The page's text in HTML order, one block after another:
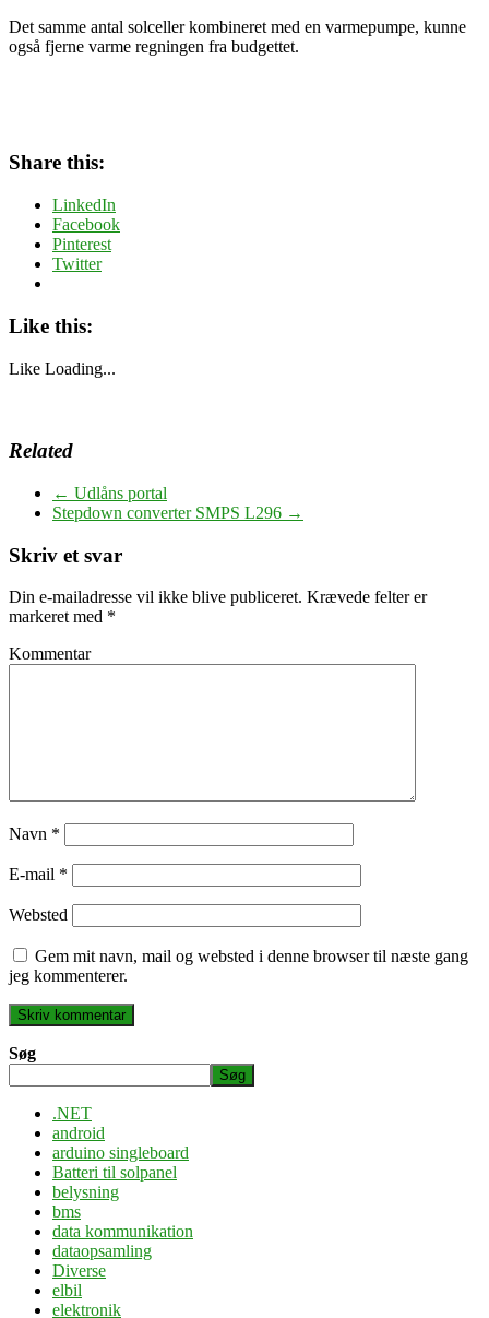
Det samme antal solceller kombineret med en varmepumpe, kunne
også fjerne varme regningen fra budgettet.
Share this:
LinkedIn
Facebook
Pinterest
Twitter
Like this:
Like Loading...
Related
← Udlåns portal
Stepdown converter SMPS L296 →
Skriv et svar
Din e-mailadresse vil ikke blive publiceret. Krævede felter er
markeret med *
Kommentar
Navn *
E-mail *
Websted
Gem mit navn, mail og websted i denne browser til næste gang
jeg kommenterer.
Søg
Søg
.NET
android
arduino singleboard
Batteri til solpanel
belysning
bms
data kommunikation
dataopsamling
Diverse
elbil
elektronik